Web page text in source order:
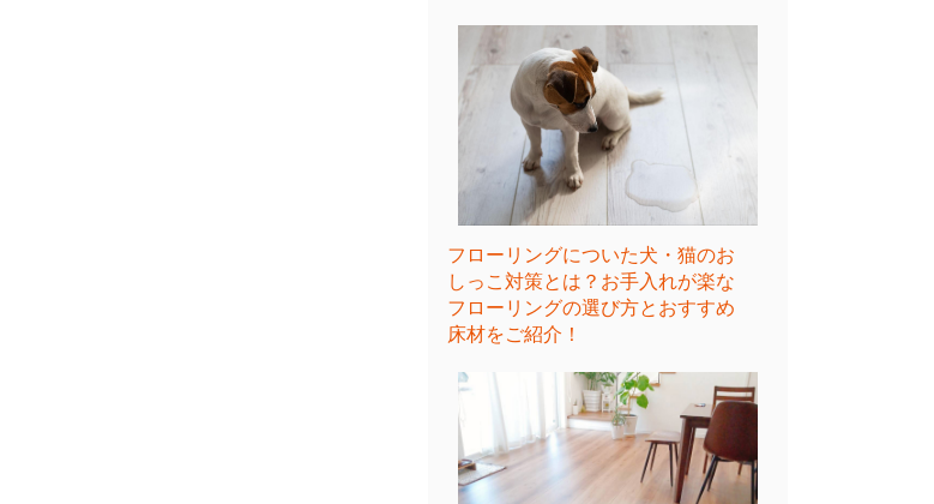
フローリングについた犬・猫のお
しっこ対策とは？お手入れが楽な
フローリングの選び方とおすすめ
床材をご紹介！